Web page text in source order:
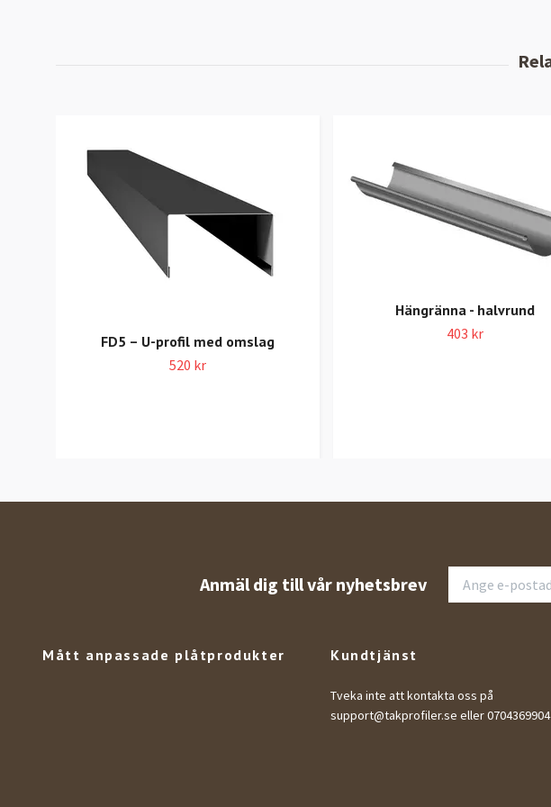
FD5 – U-profil med omslag
520 kr
Hängränna - halvrund
403 kr
Anmäl dig till vår nyhetsbrev
Mått anpassade plåtprodukter Kundtjänst
Tveka inte att kontakta oss på
support@takprofiler.se eller 0704369904